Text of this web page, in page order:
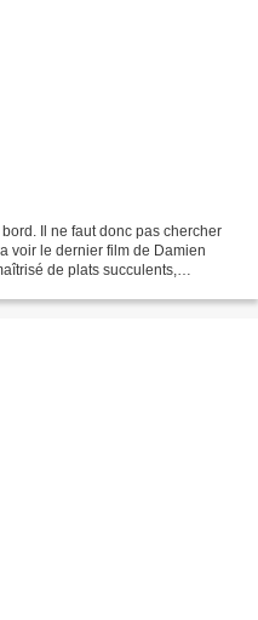
Il ne faut donc pas chercher
voir le dernier film de Damien
de plats succulents,